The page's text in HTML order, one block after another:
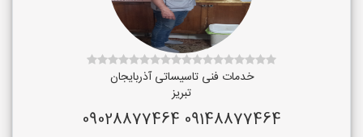
خدمات فنی تاسیساتی آذربایجان
تبریز
09148877464 09028877464